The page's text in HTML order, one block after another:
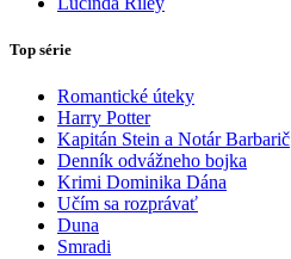
Top série
Romantické úteky
Harry Potter
Kapitán Stein a Notár Barbarič
Denník odvážneho bojka
Krimi Dominika Dána
Učím sa rozprávať
Duna
Smradi